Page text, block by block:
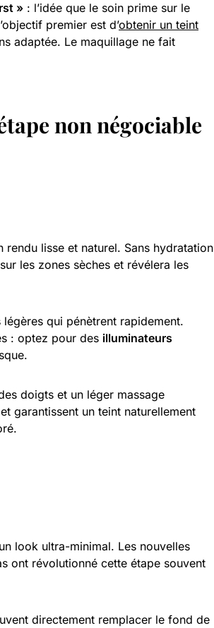
» : l’idée que le soin prime sur le
premier est d’obtenir un teint
adaptée. Le maquillage ne fait
non négociable
rendu lisse et naturel. Sans hydratation
les zones sèches et révélera les
qui pénètrent rapidement.
: optez pour des illuminateurs
doigts et un léger massage
garantissent un teint naturellement
look ultra-minimal. Les nouvelles
ont révolutionné cette étape souvent
directement remplacer le fond de